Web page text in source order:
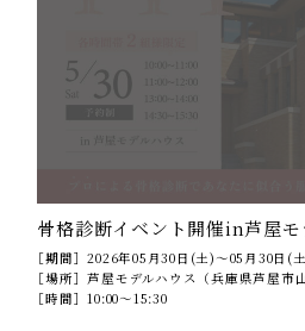
骨格診断イベント開催in芦屋モ
［期間］2026年05月30日(土)～05月30日(
［場所］芦屋モデルハウス（兵庫県芦屋市
［時間］10:00～15:30